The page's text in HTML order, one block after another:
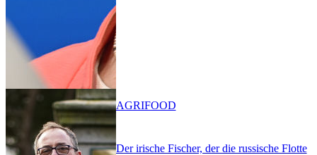
Der irische Fischer, der die russische Flotte
AGRIFOOD